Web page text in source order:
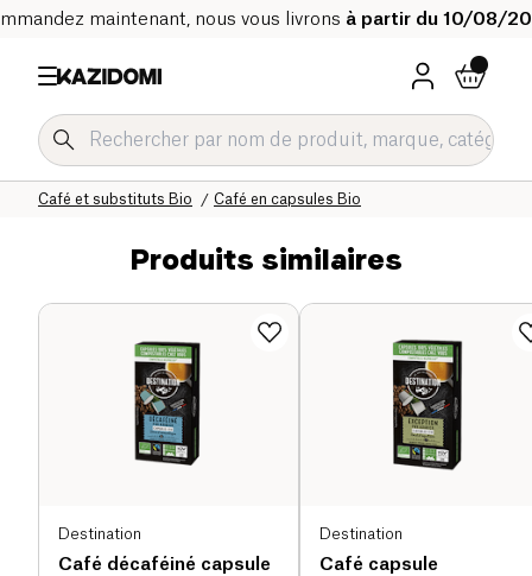
maintenant, nous vous livrons à partir du 10/08/
Café en capsules Bio
Café et substituts Bio
Boissons Bio
Notre catalogue bio
Accueil
Produits similaires
Destination
Café décaféiné capsule
Destination
Café capsule